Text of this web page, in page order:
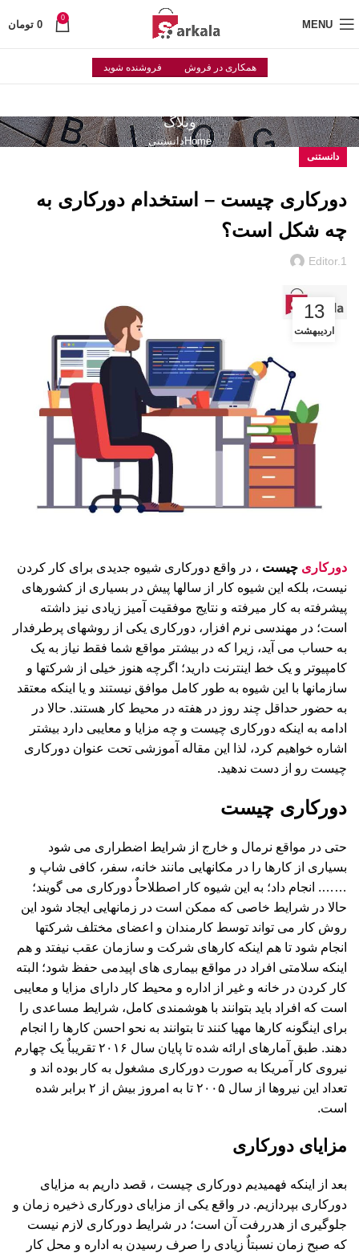
MENU
0
0 تومان
همکاری در فروش فروشنده شوید
وبلاگ
Homeدانستنی
دانستنی
دورکاری چیست – استخدام دورکاری به
چه شکل است؟
Editor.1
13
اردیبهشت
دورکاری چیست ، در واقع دورکاری شیوه جدیدی برای کار کردن
نیست، بلکه این شیوه کار از سالها پیش در بسیاری از کشورهای
پیشرفته به کار میرفته و نتایج موفقیت آمیز زیادی نیز داشته
است؛ در مهندسی نرم افزار، دورکاری یکی از روشهای پرطرفدار
به حساب می آید، زیرا که در بیشتر مواقع شما فقط نیاز به یک
کامپیوتر و یک خط اینترنت دارید؛ اگرچه هنوز خیلی از شرکتها و
سازمانها با این شیوه به طور کامل موافق نیستند و یا اینکه معتقد
به حضور حداقل چند روز در هفته در محیط کار هستند. حالا در
ادامه به اینکه دورکاری چیست و چه مزایا و معایبی دارد بیشتر
اشاره خواهیم کرد، لذا این مقاله آموزشی تحت عنوان دورکاری
چیست رو از دست ندهید.
دورکاری چیست
حتی در مواقع نرمال و خارج از شرایط اضطراری می شود
بسیاری از کارها را در مکانهایی مانند خانه، سفر، کافی شاپ و
……. انجام داد؛ به این شیوه کار اصطلاحاٌ دورکاری می گویند؛
حالا در شرایط خاصی که ممکن است در زمانهایی ایجاد شود این
روش کار می تواند توسط کارمندان و اعضای مختلف شرکتها
انجام شود تا هم اینکه کارهای شرکت و سازمان عقب نیفتد و هم
اینکه سلامتی افراد در مواقع بیماری های اپیدمی حفظ شود؛ البته
کار کردن در خانه و غیر از اداره و محیط کار دارای مزایا و معایبی
است که افراد باید بتوانند با هوشمندی کامل، شرایط مساعدی را
برای اینگونه کارها مهیا کنند تا بتوانند به نحو احسن کارها را انجام
دهند. طبق آمارهای ارائه شده تا پایان سال ۲۰۱۶ تقریباٌ یک چهارم
نیروی کار آمریکا به صورت دورکاری مشغول به کار بوده اند و
تعداد این نیروها از سال ۲۰۰۵ تا به امروز بیش از ۲ برابر شده
است.
مزایای دورکاری
بعد از اینکه فهمیدیم دورکاری چیست ، قصد داریم به مزایای
دورکاری بپردازیم. در واقع یکی از مزایای دورکاری ذخیره زمان و
جلوگیری از هدررفت آن است؛ در شرایط دورکاری لازم نیست
که صبح زمان نسبتاٌ زیادی را صرف رسیدن به اداره و محل کار